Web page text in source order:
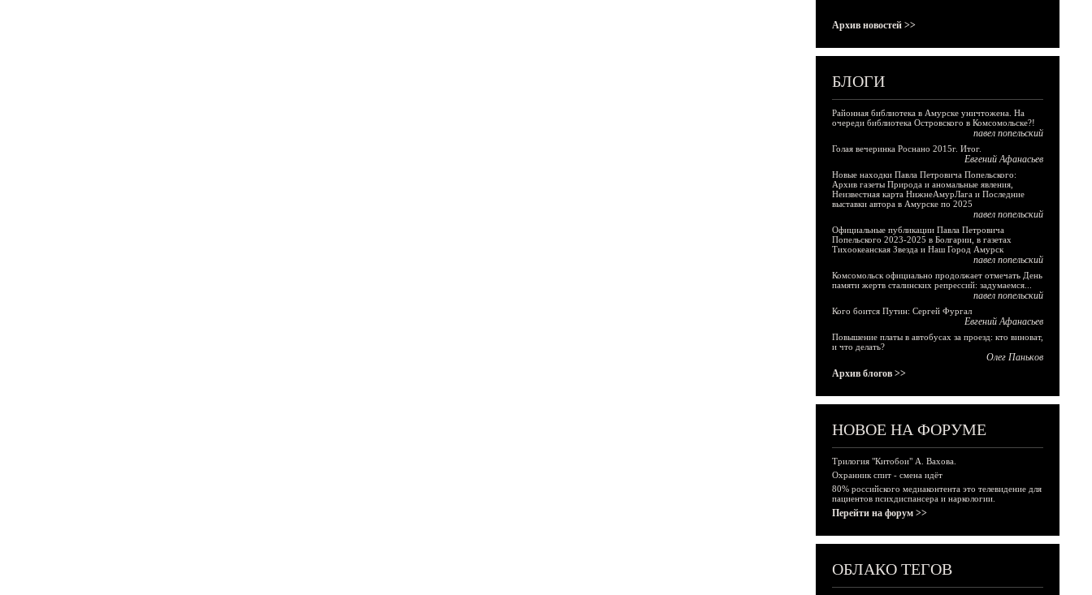
Архив новостей >>
БЛОГИ
Районная библиотека в Амурске уничтожена. На
очереди библиотека Островского в Комсомольске?!
павел попельский
Голая вечеринка Роснано 2015г. Итог.
Евгений Афанасьев
Новые находки Павла Петровича Попельского:
Архив газеты Природа и аномальные явления,
Неизвестная карта НижнеАмурЛага и Последние
выставки автора в Амурске по 2025
павел попельский
Официальные публикации Павла Петровича
Попельского 2023-2025 в Болгарии, в газетах
Тихоокеанская Звезда и Наш Город Амурск
павел попельский
Комсомольск официально продолжает отмечать День
памяти жертв сталинских репрессий: задумаемся...
павел попельский
Кого боится Путин: Сергей Фургал
Евгений Афанасьев
Повышение платы в автобусах за проезд: кто виноват,
и что делать?
Олег Паньков
Архив блогов >>
НОВОЕ НА ФОРУМЕ
Трилогия "Китобои" А. Вахова.
Охранник спит - смена идёт
80% российского медиаконтента это телевидение для
пациентов психдиспансера и наркологии.
Перейти на форум >>
ОБЛАКО ТЕГОВ